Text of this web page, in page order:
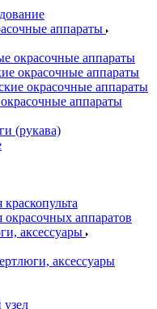
аппараты
окрасочные аппараты
окрасочные аппараты
окрасочные аппараты
аппараты
(рукава)
аппаратов
аксессуары
аксессуары